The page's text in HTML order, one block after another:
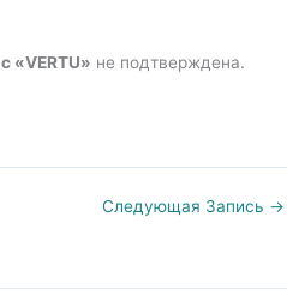
с «VERTU» не подтверждена.
Следующая Запись →